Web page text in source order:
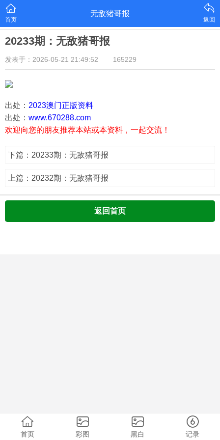
首页
无敌猪哥报
返回
20233期：无敌猪哥报
发表于：2026-05-21 21:49:52 165229
出处： 2023澳门正版资料
出处： www.670288.com
欢迎向您的朋友推荐本站或本资料，一起交流！
下篇：20233期：无敌猪哥报
上篇：20232期：无敌猪哥报
返回首页
首页 彩图 黑白 记录